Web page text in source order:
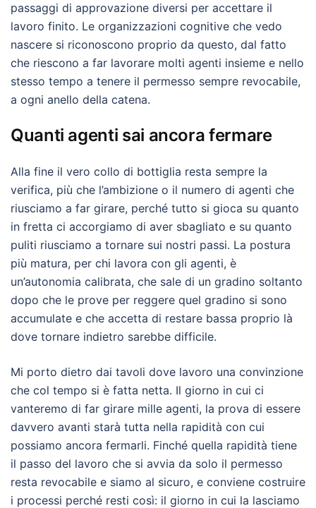
passaggi di approvazione diversi per accettare il
lavoro finito. Le organizzazioni cognitive che vedo
nascere si riconoscono proprio da questo, dal fatto
che riescono a far lavorare molti agenti insieme e nello
stesso tempo a tenere il permesso sempre revocabile,
a ogni anello della catena.
Quanti agenti sai ancora fermare
Alla fine il vero collo di bottiglia resta sempre la
verifica, più che l’ambizione o il numero di agenti che
riusciamo a far girare, perché tutto si gioca su quanto
in fretta ci accorgiamo di aver sbagliato e su quanto
puliti riusciamo a tornare sui nostri passi. La postura
più matura, per chi lavora con gli agenti, è
un’autonomia calibrata, che sale di un gradino soltanto
dopo che le prove per reggere quel gradino si sono
accumulate e che accetta di restare bassa proprio là
dove tornare indietro sarebbe difficile.
Mi porto dietro dai tavoli dove lavoro una convinzione
che col tempo si è fatta netta. Il giorno in cui ci
vanteremo di far girare mille agenti, la prova di essere
davvero avanti starà tutta nella rapidità con cui
possiamo ancora fermarli. Finché quella rapidità tiene
il passo del lavoro che si avvia da solo il permesso
resta revocabile e siamo al sicuro, e conviene costruire
i processi perché resti così: il giorno in cui la lasciamo